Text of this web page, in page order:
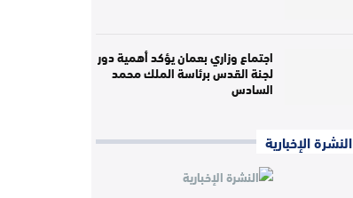
اجتماع وزاري بعمان يؤكد أهمية دور
لجنة القدس برئاسة الملك محمد
السادس
النشرة الإخبارية